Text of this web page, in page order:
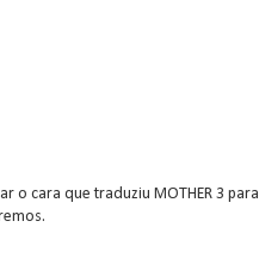
o cara que traduziu MOTHER 3 para